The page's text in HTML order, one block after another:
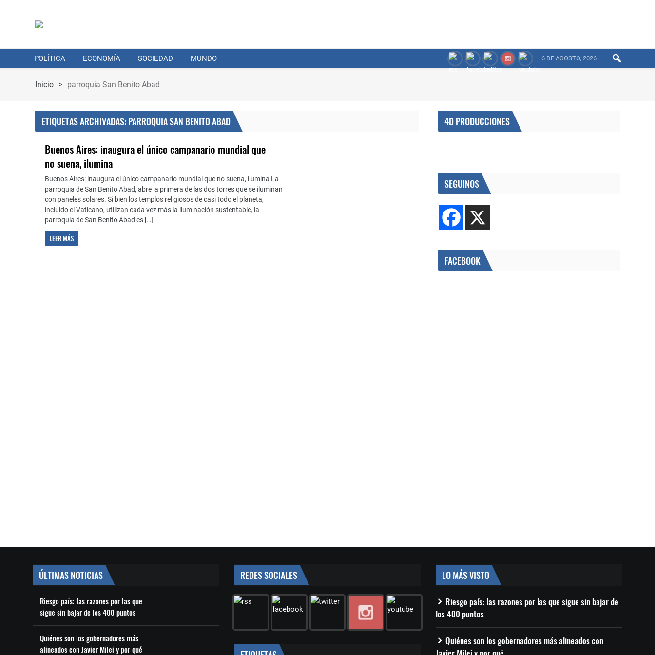
POLÍTICA ECONOMÍA SOCIEDAD MUNDO 6 DE AGOSTO, 2026
Inicio > parroquia San Benito Abad
ETIQUETAS ARCHIVADAS: PARROQUIA SAN BENITO ABAD
Buenos Aires: inaugura el único campanario mundial que
no suena, ilumina
Buenos Aires: inaugura el único campanario mundial que no suena, ilumina La
parroquia de San Benito Abad, abre la primera de las dos torres que se iluminan
con paneles solares. Si bien los templos religiosos de casi todo el planeta,
incluido el Vaticano, utilizan cada vez más la iluminación sustentable, la
parroquia de San Benito Abad es […]
LEER MÁS
4D PRODUCCIONES
SEGUINOS
FACEBOOK
ÚLTIMAS NOTICIAS
Riesgo país: las razones por las que
sigue sin bajar de los 400 puntos
Quiénes son los gobernadores más
alineados con Javier Milei y por qué
REDES SOCIALES LO MÁS VISTO
Riesgo país: las razones por las que sigue sin bajar de
los 400 puntos
Quiénes son los gobernadores más alineados con